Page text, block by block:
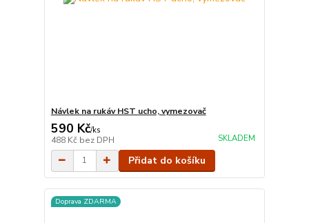
Návlek na rukáv HST ucho, vymezovač
590 Kč/ks
488 Kč bez DPH SKLADEM
Přidat do košíku
Doprava ZDARMA